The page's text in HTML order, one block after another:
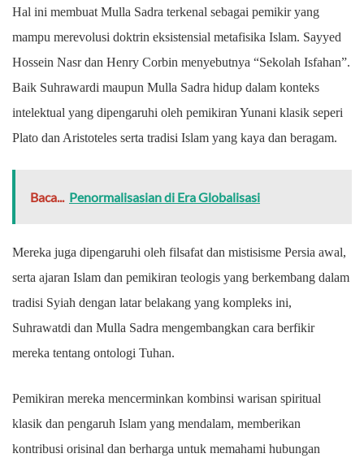
Hal ini membuat Mulla Sadra terkenal sebagai pemikir yang
mampu merevolusi doktrin eksistensial metafisika Islam. Sayyed
Hossein Nasr dan Henry Corbin menyebutnya “Sekolah Isfahan”.
Baik Suhrawardi maupun Mulla Sadra hidup dalam konteks
intelektual yang dipengaruhi oleh pemikiran Yunani klasik seperi
Plato dan Aristoteles serta tradisi Islam yang kaya dan beragam.
Baca... Penormalisasian di Era Globalisasi
Mereka juga dipengaruhi oleh filsafat dan mistisisme Persia awal,
serta ajaran Islam dan pemikiran teologis yang berkembang dalam
tradisi Syiah dengan latar belakang yang kompleks ini,
Suhrawatdi dan Mulla Sadra mengembangkan cara berfikir
mereka tentang ontologi Tuhan.
Pemikiran mereka mencerminkan kombinsi warisan spiritual
klasik dan pengaruh Islam yang mendalam, memberikan
kontribusi orisinal dan berharga untuk memahami hubungan